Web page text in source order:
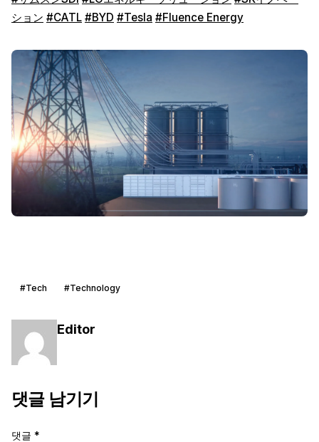
ション #CATL #BYD #Tesla #Fluence Energy
#Tech #Technology
Editor
댓글 남기기
댓글 *